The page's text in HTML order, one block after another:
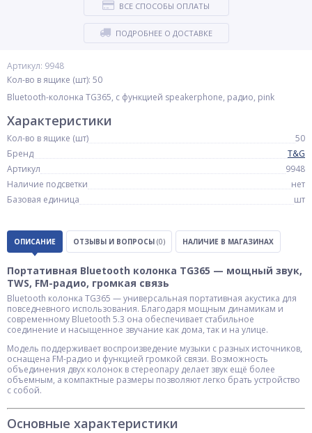
Артикул: 9948
Кол-во в ящике (шт): 50
Bluetooth-колонка TG365, c функцией speakerphone, радио, pink
ВСЕ СПОСОБЫ ОПЛАТЫ
ПОДРОБНЕЕ О ДОСТАВКЕ
Характеристики
Кол-во в ящике (шт)
50
Бренд
T&G
Артикул
9948
Наличие подсветки
нет
Базовая единица
шт
ОПИСАНИЕ ОТЗЫВЫ И ВОПРОСЫ (0) НАЛИЧИЕ В МАГАЗИНАХ
Портативная Bluetooth колонка TG365 — мощный звук,
TWS, FM-радио, громкая связь
Bluetooth колонка TG365 — универсальная портативная акустика для
повседневного использования. Благодаря мощным динамикам и
современному Bluetooth 5.3 она обеспечивает стабильное
соединение и насыщенное звучание как дома, так и на улице.
Модель поддерживает воспроизведение музыки с разных источников,
оснащена FM-радио и функцией громкой связи. Возможность
объединения двух колонок в стереопару делает звук ещё более
объемным, а компактные размеры позволяют легко брать устройство
с собой.
Основные характеристики